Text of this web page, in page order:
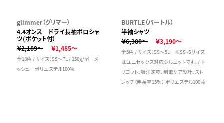
glimmer（グリマー）
4.4オンス ドライ長袖ポロシャ
ツ(ポケット付）
￥2,189～
￥1,485～
全18色 / サイズ：SS～7L / 150g/㎡ メ
ッシュ ポリエステル100%
BURTLE（バートル）
半袖シャツ
￥6,380～
￥3,190～
全5色 / サイズ：SS～5L ※SS・Sサイズ
はユニセックス対応シルエットです。 / ト
リコット、吸汗速乾、制電ケア設計、スト
レッチ（伸長率15％） ポリエステル100％